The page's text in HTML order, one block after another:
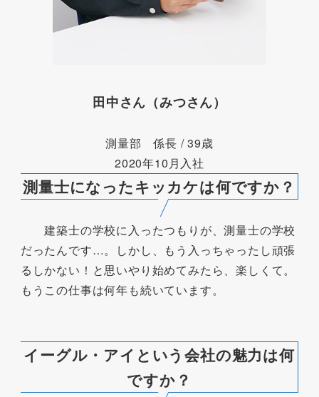
田中さん（みつさん）
測量部 係長 / 39歳
2020年10月入社
測量士になったキッカケは何ですか？
建築士の学校に入ったつもりが、測量士の学校
だったんです…。しかし、もう入っちゃったし頑張
るしかない！と思いやり始めてみたら、楽しくて。
もうこの仕事は何年も続いています。
イーグル・アイという会社の魅力は何
ですか？